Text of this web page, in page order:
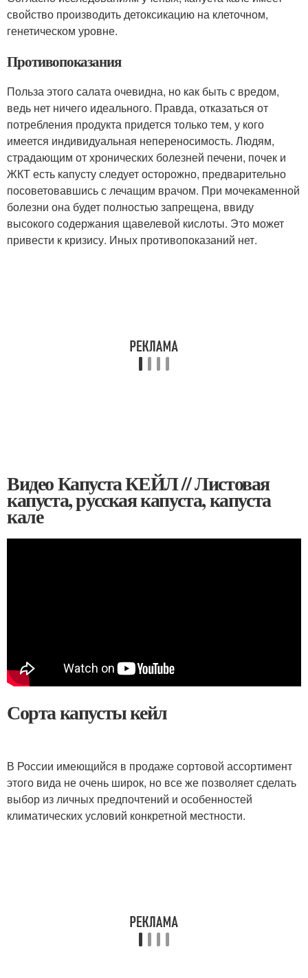
свойство производить детоксикацию на клеточном,
генетическом уровне.
Противопоказания
Польза этого салата очевидна, но как быть с вредом,
ведь нет ничего идеального. Правда, отказаться от
потребления продукта придется только тем, у кого
имеется индивидуальная непереносимость. Людям,
страдающим от хронических болезней печени, почек и
ЖКТ есть капусту следует осторожно, предварительно
посоветовавшись с лечащим врачом. При мочекаменной
болезни она будет полностью запрещена, ввиду
высокого содержания щавелевой кислоты. Это может
привести к кризису. Иных противопоказаний нет.
Видео Капуста КЕЙЛ // Листовая
капуста, русская капуста, капуста
кале
Сорта капусты кейл
В России имеющийся в продаже сортовой ассортимент
этого вида не очень широк, но все же позволяет сделать
выбор из личных предпочтений и особенностей
климатических условий конкретной местности.